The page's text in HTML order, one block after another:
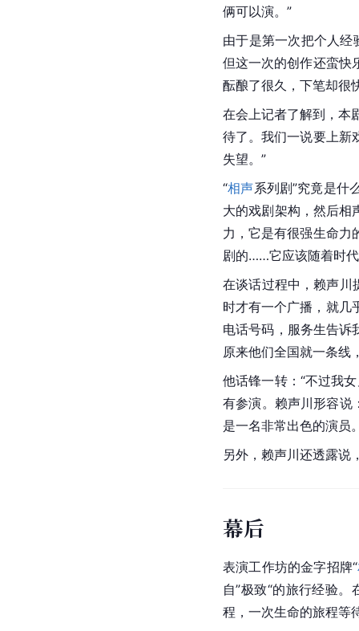
俩可以演。”
由于是第一次把个人
但这一次的创作还蛮快
酝酿了很久，下笔却很
在会上记者了解到，本
待了。我们一说要上新
失望。”
“相声系列剧”究竟是什
大的戏剧架构，然后相
力，它是有很强生命力
剧的……它应该随着时
在谈话过程中，赖声川
时才有一个广播，就几
电话号码，服务生告诉
原来他们全国就一条线
他话锋一转：“不过我
有参演。 赖声川形容说
是一名非常出色的演员
另外，赖声川还透露说
幕后
表演工作坊的金字招牌“
自”极致“的旅行经验
程，一次生命的旅程等